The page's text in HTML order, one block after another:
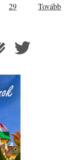
29
Tovább